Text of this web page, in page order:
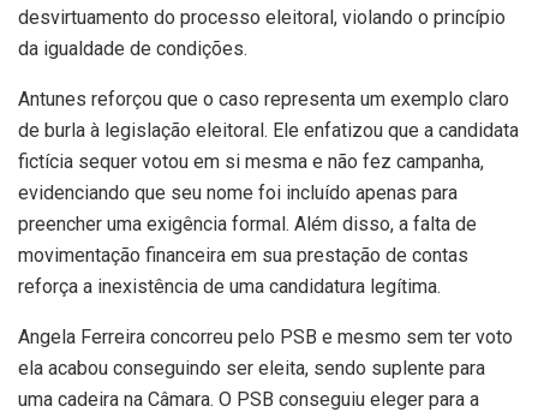
desvirtuamento do processo eleitoral, violando o princípio
da igualdade de condições.
Antunes reforçou que o caso representa um exemplo claro
de burla à legislação eleitoral. Ele enfatizou que a candidata
fictícia sequer votou em si mesma e não fez campanha,
evidenciando que seu nome foi incluído apenas para
preencher uma exigência formal. Além disso, a falta de
movimentação financeira em sua prestação de contas
reforça a inexistência de uma candidatura legítima.
Angela Ferreira concorreu pelo PSB e mesmo sem ter voto
ela acabou conseguindo ser eleita, sendo suplente para
uma cadeira na Câmara. O PSB conseguiu eleger para a